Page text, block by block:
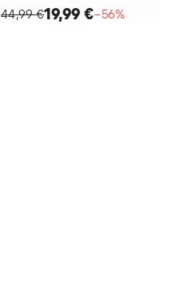
44,99 €19,99 €−56%